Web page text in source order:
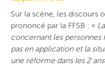
Sur la scène, les discours
prononcé par la FFSB : «
concernant les personnes
pas en application et la
une réforme dans les 2